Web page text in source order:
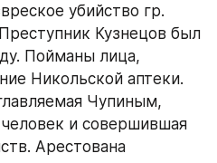
убийство гр.
Кузнецов был
Пойманы лица,
Никольской аптеки.
Чупиным,
человек и совершившая
Арестована